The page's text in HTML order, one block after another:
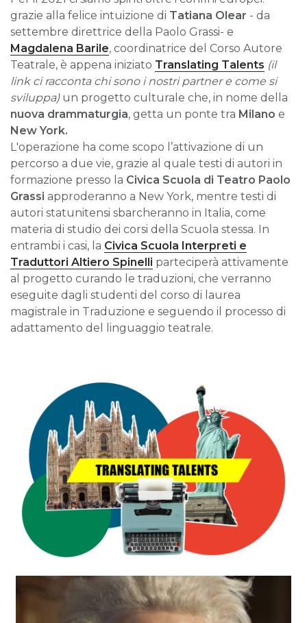
grazie alla felice intuizione di Tatiana Olear - da
settembre direttrice della Paolo Grassi- e
Magdalena Barile, coordinatrice del Corso Autore
Teatrale, è appena iniziato Translating Talents (il
link ci racconta chi sono i nostri partner e come si
sviluppa) un progetto culturale che, in nome della
nuova drammaturgia, getta un ponte tra Milano e
New York.
L'operazione ha come scopo l’attivazione di un
percorso a due vie, grazie al quale testi di autori in
formazione presso la Civica Scuola di Teatro Paolo
Grassi approderanno a New York, mentre testi di
autori statunitensi sbarcheranno in Italia, come
materia di studio dei corsi della Scuola stessa. In
entrambi i casi, la Civica Scuola Interpreti e
Traduttori Altiero Spinelli parteciperà attivamente
al progetto curando le traduzioni, che verranno
eseguite dagli studenti del corso di laurea
magistrale in Traduzione e seguendo il processo di
adattamento del linguaggio teatrale.